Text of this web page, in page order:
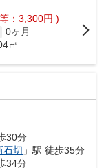
：3,300円 )
0ヶ月
㎡
30分
石切 」駅 徒歩35分
34分